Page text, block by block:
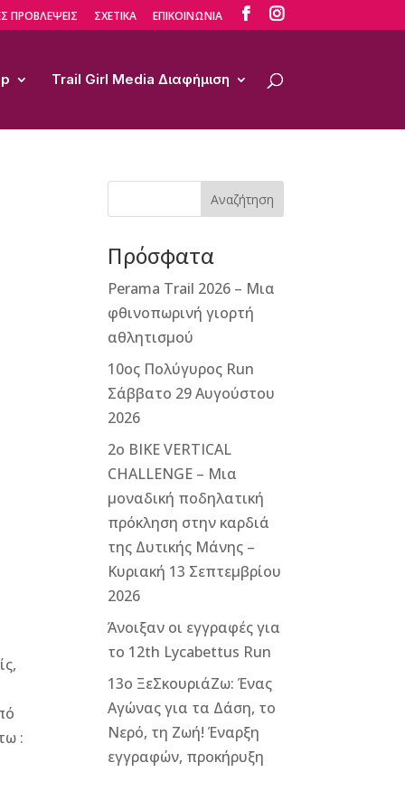
ΠΡΟΒΛΕΨΕΙΣ ΣΧΕΤΙΚΑ ΕΠΙΚΟΙΝΩΝΙΑ  
Trail Girl Media Διαφήμιση
:
Αναζήτηση
Πρόσφατα
Perama Trail 2026 – Μια
φθινοπωρινή γιορτή
αθλητισμού
10ος Πολύγυρος Run
Σάββατο 29 Αυγούστου
2026
2ο ΒΙΚΕ VERTICAL
CHALLENGE – Μια
μοναδική ποδηλατική
πρόκληση στην καρδιά
της Δυτικής Μάνης –
Κυριακή 13 Σεπτεμβρίου
2026
Άνοιξαν οι εγγραφές για
το 12th Lycabettus Run
13ο ΞεΣκουριάΖω: Ένας
Αγώνας για τα Δάση, το
Νερό, τη Ζωή! Έναρξη
εγγραφών, προκήρυξη